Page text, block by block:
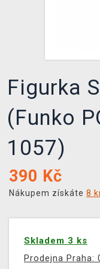
Figurka
(Funko
1057)
390 Kč
Nákupem získáte 8
Skladem 3 ks
Prodejna Praha: